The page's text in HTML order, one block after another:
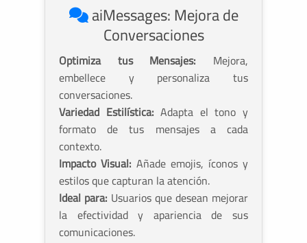
aiMessages: Mejora de
Conversaciones
Optimiza tus Mensajes: Mejora,
embellece y personaliza tus
conversaciones.
Variedad Estilística: Adapta el tono y
formato de tus mensajes a cada
contexto.
Impacto Visual: Añade emojis, íconos y
estilos que capturan la atención.
Ideal para: Usuarios que desean mejorar
la efectividad y apariencia de sus
comunicaciones.